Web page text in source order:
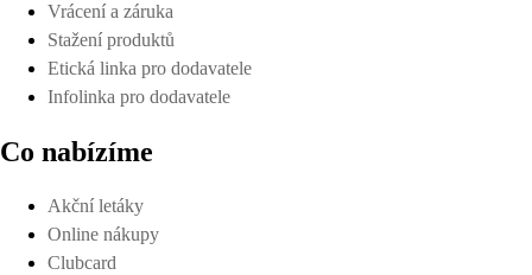
Vrácení a záruka
Stažení produktů
Etická linka pro dodavatele
Infolinka pro dodavatele
Co nabízíme
Akční letáky
Online nákupy
Clubcard